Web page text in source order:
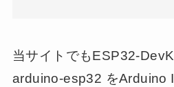
当サイトでもESP32-
arduino-esp32 をArduino